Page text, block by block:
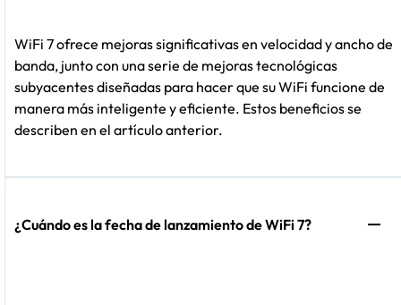
WiFi 7 ofrece mejoras significativas en velocidad y ancho de
banda, junto con una serie de mejoras tecnológicas
subyacentes diseñadas para hacer que su WiFi funcione de
manera más inteligente y eficiente. Estos beneficios se
describen en el artículo anterior.
¿Cuándo es la fecha de lanzamiento de WiFi 7?